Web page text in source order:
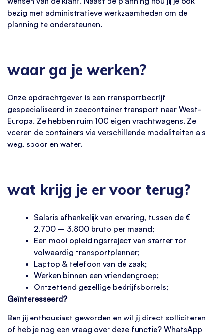
bezig met administratieve werkzaamheden om de
planning te ondersteunen.
waar ga je werken?
Onze opdrachtgever is een transportbedrijf
gespecialiseerd in zeecontainer transport naar West-
Europa. Ze hebben ruim 100 eigen vrachtwagens. Ze
voeren de containers via verschillende modaliteiten als
weg, spoor en water.
wat krijg je er voor terug?
Salaris afhankelijk van ervaring, tussen de €
2.700 – 3.800 bruto per maand;
Een mooi opleidingstraject van starter tot
volwaardig transportplanner;
Laptop & telefoon van de zaak;
Werken binnen een vriendengroep;
Ontzettend gezellige bedrijfsborrels;
Geïnteresseerd?
Ben jij enthousiast geworden en wil jij direct solliciteren
of heb je nog een vraag over deze functie? WhatsApp